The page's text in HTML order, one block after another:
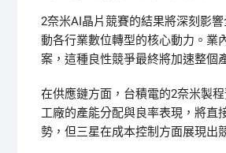
2奈米AI晶片競賽的結果將深刻影
動各行業數位轉型的核心動力。業
案，這種良性競爭最終將加速整個
在供應鏈方面，台積電的2奈米製
工廠的產能分配與良率表現，將直
勢，但三星在成本控制方面展現出